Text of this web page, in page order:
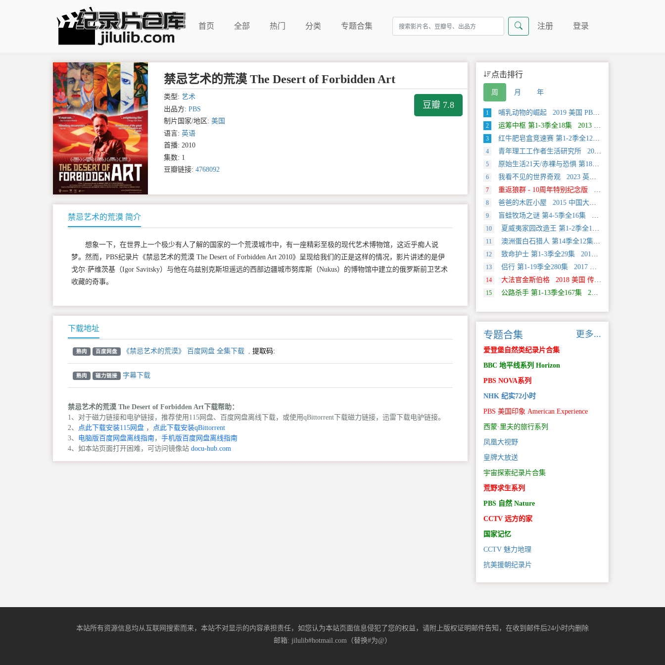
首页 全部 热门 分类 专题合集 注册 登录
禁忌艺术的荒漠 The Desert of Forbidden Art
豆瓣 7.8
类型: 艺术
出品方: PBS
制片国家/地区: 美国
语言: 英语
首播: 2010
集数: 1
豆瓣链接: 4768092
禁忌艺术的荒漠 简介
想象一下，在世界上一个极少有人了解的国家的一个荒漠城市中，有一座精彩至极的现代艺术博物馆，这近乎痴人说
梦。然而，PBS纪录片《禁忌艺术的荒漠 The Desert of Forbidden Art 2010》呈现给我们的正是这样的情况，影片讲述的是伊
戈尔·萨维茨基（Igor Savitsky）与他在乌兹别克斯坦遥远的西部边疆城市努库斯（Nukus）的博物馆中建立的俄罗斯前卫艺术
收藏的奇事。
下载地址
熟肉 百度网盘 《禁忌艺术的荒漠》 百度网盘 全集下载 提取码:
熟肉 磁力链接 字幕下载
禁忌艺术的荒漠 The Desert of Forbidden Art下载帮助：
1、对于磁力链接和电驴链接，推荐使用115网盘、百度网盘离线下载，或使用qBittorrent下载磁力链接，迅雷下载电驴链接。
2、
点此下载安装115网盘 ，
点此下载安装qBittorrent
3、 电脑版百度网盘离线指南， 手机版百度网盘离线指南
4、如本站页面打开困难，可访问镜像站 docu-hub.com
点击排行
周 月 年
1 哺乳动物的崛起 2019 美国 PBS 自然类纪录片
2 运筹中枢 第1-3季全18集 2013 美国 Discovery 科学类纪录片
3 红牛肥皂盒竞速赛 第1-2季全12集 2025 美国 Discovery 运动类纪录片
4 青年理工工作者生活研究所 2022 中国大陆 社会生活类纪录片
5 原始生活21天/赤裸与恐惧 第18季全12集 2025 美国 Discovery 真人秀&舞台类纪录片
6 我看不见的世界奇观 2023 英国 旅行类纪录片
7 重返狼群 - 10周年特别纪念版 2021 中国大陆 自然类纪录片
8 爸爸的木匠小屋 2015 中国大陆 社会生活类纪录片
9 盲蛙牧场之谜 第4-5季全16集 2025 美国 Discovery 探索类纪录片
10 夏威夷家园改造王 第1-2季全18集 2024 美国 HGTV 真人秀&舞台类纪录片
11 澳洲蛋白石猎人 第14季全12集 2025 美国 Discovery 真人秀&舞台类纪录片
12 致命护士 第1-3季全29集 2016 英国 传记类纪录片
13 侣行 第1-19季全280集 2017 中国大陆 旅行类纪录片
14 大法官金斯伯格 2018 美国 传记类纪录片
15 公路杀手 第1-13季全167集 2012 美国 真人秀&舞台类纪录片
专题合集 更多...
爱登堡自然类纪录片合集
BBC 地平线系列 Horizon
PBS NOVA系列
NHK 纪实72小时
PBS 美国印象 American Experience
西蒙·里夫的旅行系列
凤凰大视野
皇牌大放送
宇宙探索纪录片合集
荒野求生系列
PBS 自然 Nature
CCTV 远方的家
国家记忆
CCTV 魅力地理
抗美援朝纪录片
本站所有资源信息均从互联网搜索而来，本站不对显示的内容承担责任，如您认为本站页面信息侵犯了您的权益，请附上版权证明邮件告知，在收到邮件后24小时内删除
邮箱: jilulib#hotmail.com（替换#为@）